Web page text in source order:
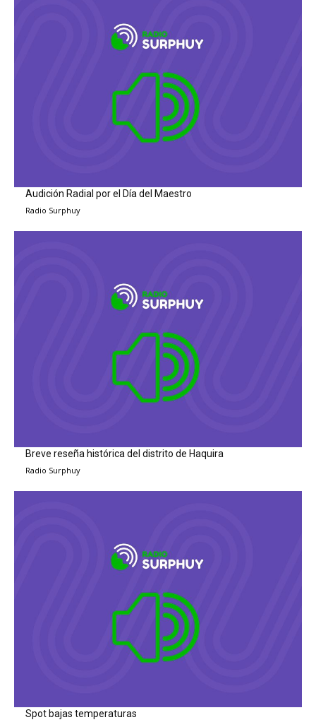
Audición Radial por el Día del Maestro
Radio Surphuy
Breve reseña histórica del distrito de Haquira
Radio Surphuy
Spot bajas temperaturas